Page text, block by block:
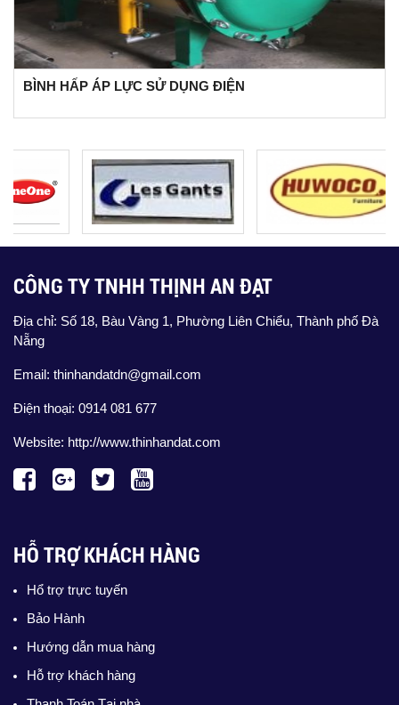
BÌNH HẤP ÁP LỰC SỬ DỤNG ĐIỆN
CÔNG TY TNHH THỊNH AN ĐẠT
Địa chỉ: Số 18, Bàu Vàng 1, Phường Liên Chiểu, Thành phố Đà
Nẵng
Email: thinhandatdn@gmail.com
Điện thoại: 0914 081 677
Website: http://www.thinhandat.com
HỖ TRỢ KHÁCH HÀNG
Hổ trợ trực tuyến
Bảo Hành
Hướng dẫn mua hàng
Hỗ trợ khách hàng